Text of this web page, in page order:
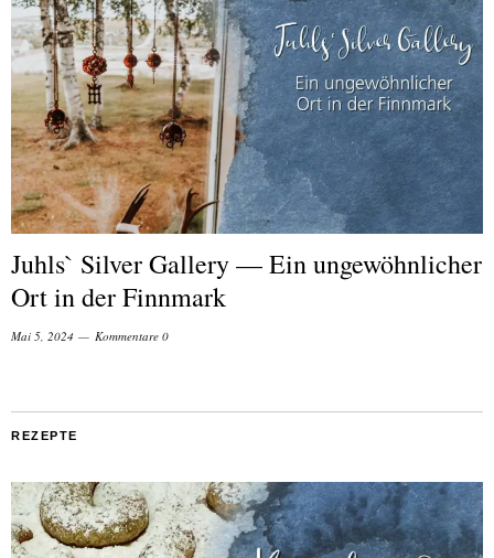
Juhls` Silver Gallery — Ein ungewöhnlicher
Ort in der Finnmark
Mai 5, 2024 Kommentare 0
REZEPTE